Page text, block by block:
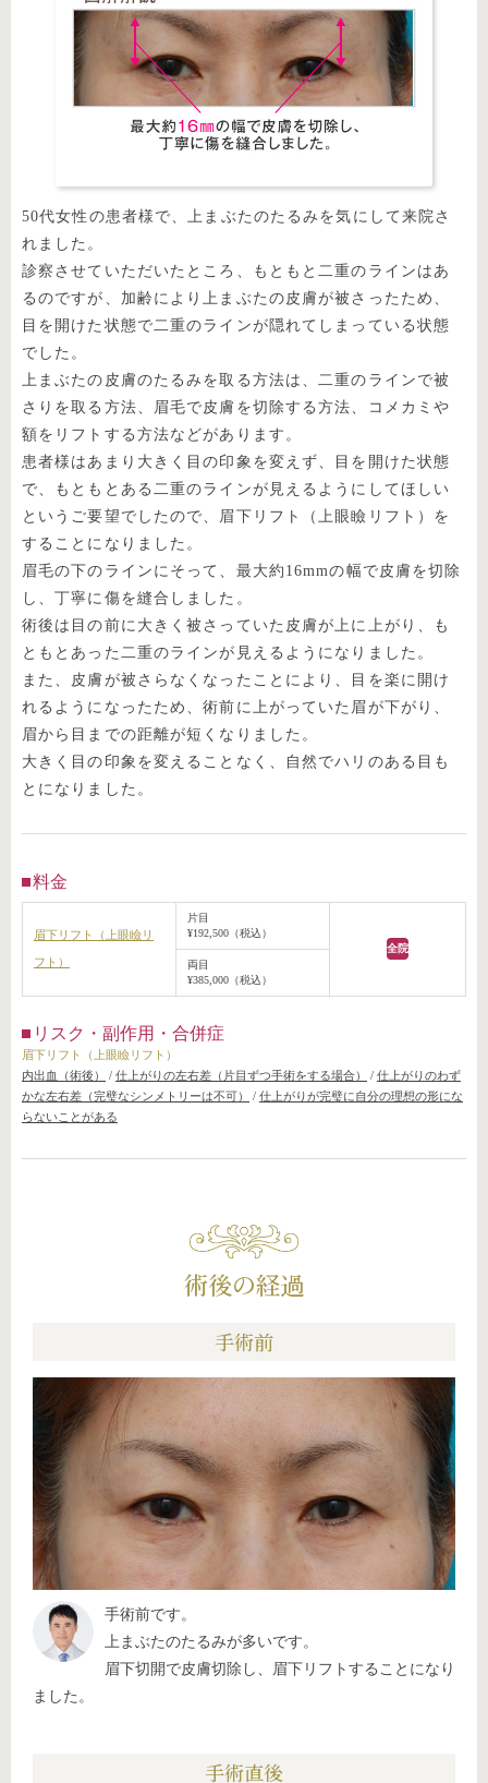
50代女性の患者様で、上まぶたのたるみを気にして来院さ
れました。
診察させていただいたところ、もともと二重のラインはあ
るのですが、加齢により上まぶたの皮膚が被さったため、
目を開けた状態で二重のラインが隠れてしまっている状態
でした。
上まぶたの皮膚のたるみを取る方法は、二重のラインで被
さりを取る方法、眉毛で皮膚を切除する方法、コメカミや
額をリフトする方法などがあります。
患者様はあまり大きく目の印象を変えず、目を開けた状態
で、もともとある二重のラインが見えるようにしてほしい
というご要望でしたので、眉下リフト（上眼瞼リフト）を
することになりました。
眉毛の下のラインにそって、最大約16mmの幅で皮膚を切除
し、丁寧に傷を縫合しました。
術後は目の前に大きく被さっていた皮膚が上に上がり、も
ともとあった二重のラインが見えるようになりました。
また、皮膚が被さらなくなったことにより、目を楽に開け
れるようになったため、術前に上がっていた眉が下がり、
眉から目までの距離が短くなりました。
大きく目の印象を変えることなく、自然でハリのある目も
とになりました。
料金
眉下リフト（上眼瞼リ
フト）
片目
¥192,500（税込）
全院
両目
¥385,000（税込）
リスク・副作用・合併症
眉下リフト（上眼瞼リフト）
内出血（術後）
/ 仕上がりの左右差（片目ずつ手術をする場合） / 仕上がりのわず
かな左右差（完璧なシンメトリーは不可）
/ 仕上がりが完璧に自分の理想の形にな
らないことがある
術後の経過
手術前
手術前です。
上まぶたのたるみが多いです。
眉下切開で皮膚切除し、眉下リフトすることになり
ました。
手術直後